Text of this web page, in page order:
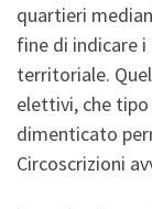
quartieri
fine di indicare
territoriale.
elettivi, che tipo
dimenticato
Circoscrizioni